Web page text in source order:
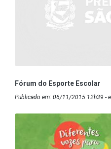
Fórum do Esporte Escolar
Publicado em: 06/11/2015 12h39 -